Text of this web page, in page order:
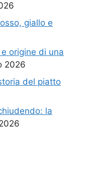
giallo e
origine di una
2026
del piatto
la